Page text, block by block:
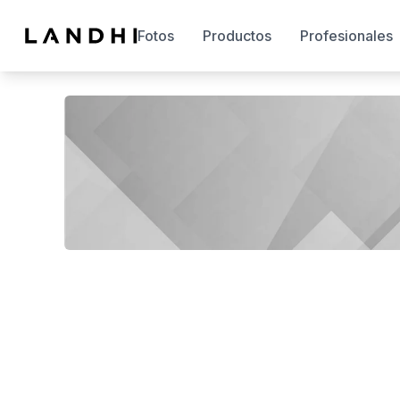
Fotos Productos Profesionales